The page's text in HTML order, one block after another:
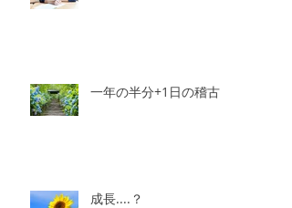
一年の半分+1日の稽古
成長....？